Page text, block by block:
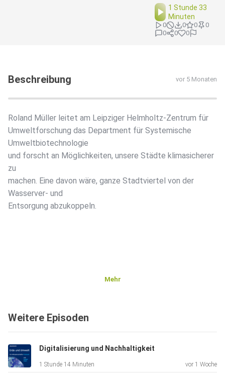
1 Stunde 33
Minuten
0 0 0
0
0
0 0
Beschreibung vor 5 Monaten
Roland Müller leitet am Leipziger Helmholtz-Zentrum für
Umweltforschung das Department für Systemische
Umweltbiotechnologie
und forscht an Möglichkeiten, unsere Städte klimasicherer
zu
machen. Eine davon wäre, ganze Stadtviertel von der
Wasserver- und
Entsorgung abzukoppeln.
Mehr
Weitere Episoden
Digitalisierung und Nachhaltigkeit
1 Stunde 14 Minuten vor 1 Woche